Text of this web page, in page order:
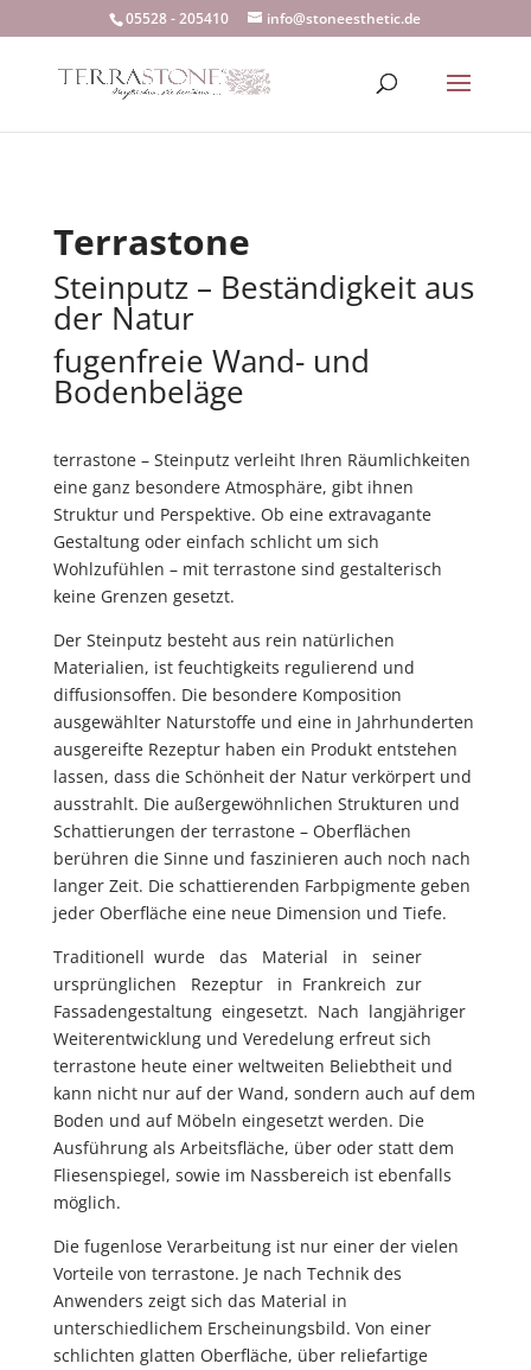
05528 - 205410 info@stoneesthetic.de
Terrastone
Steinputz – Beständigkeit aus
der Natur
fugenfreie Wand- und
Bodenbeläge
terrastone – Steinputz verleiht Ihren Räumlichkeiten
eine ganz besondere Atmosphäre, gibt ihnen
Struktur und Perspektive. Ob eine extravagante
Gestaltung oder einfach schlicht um sich
Wohlzufühlen – mit terrastone sind gestalterisch
keine Grenzen gesetzt.
Der Steinputz besteht aus rein natürlichen
Materialien, ist feuchtigkeits regulierend und
diffusionsoffen. Die besondere Komposition
ausgewählter Naturstoffe und eine in Jahrhunderten
ausgereifte Rezeptur haben ein Produkt entstehen
lassen, dass die Schönheit der Natur verkörpert und
ausstrahlt. Die außergewöhnlichen Strukturen und
Schattierungen der terrastone – Oberflächen
berühren die Sinne und faszinieren auch noch nach
langer Zeit. Die schattierenden Farbpigmente geben
jeder Oberfläche eine neue Dimension und Tiefe.
Traditionell wurde das Material in seiner
ursprünglichen Rezeptur in Frankreich zur
Fassadengestaltung eingesetzt. Nach langjähriger
Weiterentwicklung und Veredelung erfreut sich
terrastone heute einer weltweiten Beliebtheit und
kann nicht nur auf der Wand, sondern auch auf dem
Boden und auf Möbeln eingesetzt werden. Die
Ausführung als Arbeitsfläche, über oder statt dem
Fliesenspiegel, sowie im Nassbereich ist ebenfalls
möglich.
Die fugenlose Verarbeitung ist nur einer der vielen
Vorteile von terrastone. Je nach Technik des
Anwenders zeigt sich das Material in
unterschiedlichem Erscheinungsbild. Von einer
schlichten glatten Oberfläche, über reliefartige